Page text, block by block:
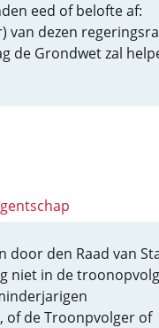
eed of belofte af:
van dezen
de Grondwet zal
door den Raad van
niet in de
of de Troonpvolger of